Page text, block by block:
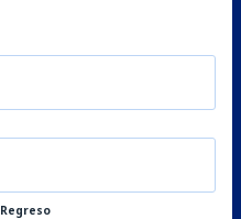
Regreso